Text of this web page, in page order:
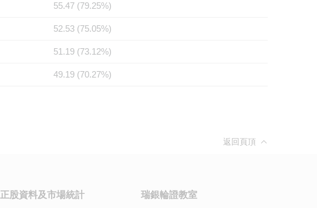
55.47 (79.25%)
52.53 (75.05%)
51.19 (73.12%)
49.19 (70.27%)
返回頁頂
正股資料及市場統計
瑞銀輪證教室